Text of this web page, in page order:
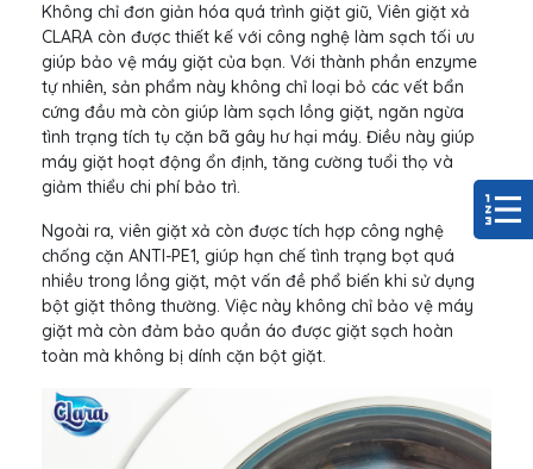
Không chỉ đơn giản hóa quá trình giặt giũ, Viên giặt xả
CLARA còn được thiết kế với công nghệ làm sạch tối ưu
giúp bảo vệ máy giặt của bạn. Với thành phần enzyme
tự nhiên, sản phẩm này không chỉ loại bỏ các vết bẩn
cứng đầu mà còn giúp làm sạch lồng giặt, ngăn ngừa
tình trạng tích tụ cặn bã gây hư hại máy. Điều này giúp
máy giặt hoạt động ổn định, tăng cường tuổi thọ và
giảm thiểu chi phí bảo trì.
Ngoài ra, viên giặt xả còn được tích hợp công nghệ
chống cặn ANTI-PE1, giúp hạn chế tình trạng bọt quá
nhiều trong lồng giặt, một vấn đề phổ biến khi sử dụng
bột giặt thông thường. Việc này không chỉ bảo vệ máy
giặt mà còn đảm bảo quần áo được giặt sạch hoàn
toàn mà không bị dính cặn bột giặt.